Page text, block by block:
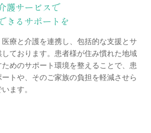
護サービスで
きるサポートを
療と介護を連携し、包括的な支援とサ
ております。患者様が住み慣れた地域
めのサポート環境を整えることで、患
トや、そのご家族の負担を軽減させら
ます。